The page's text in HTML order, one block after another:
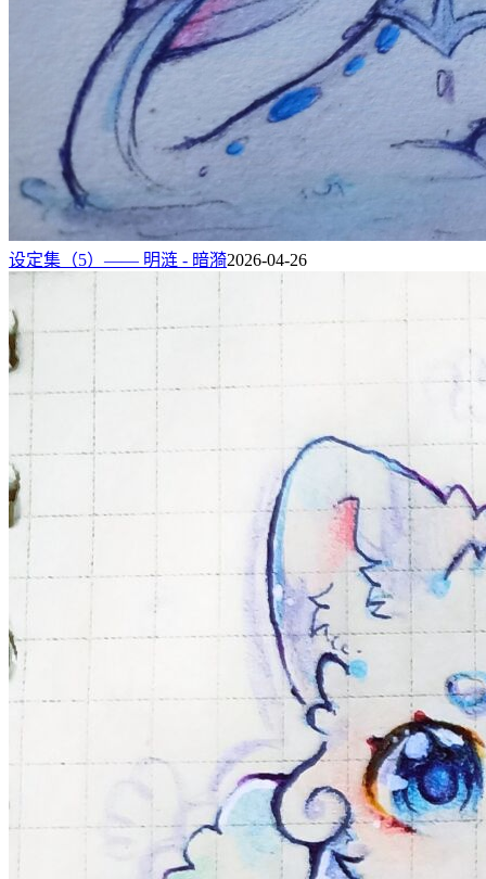
设定集（5）—— 明涟 - 暗漪2026-04-26